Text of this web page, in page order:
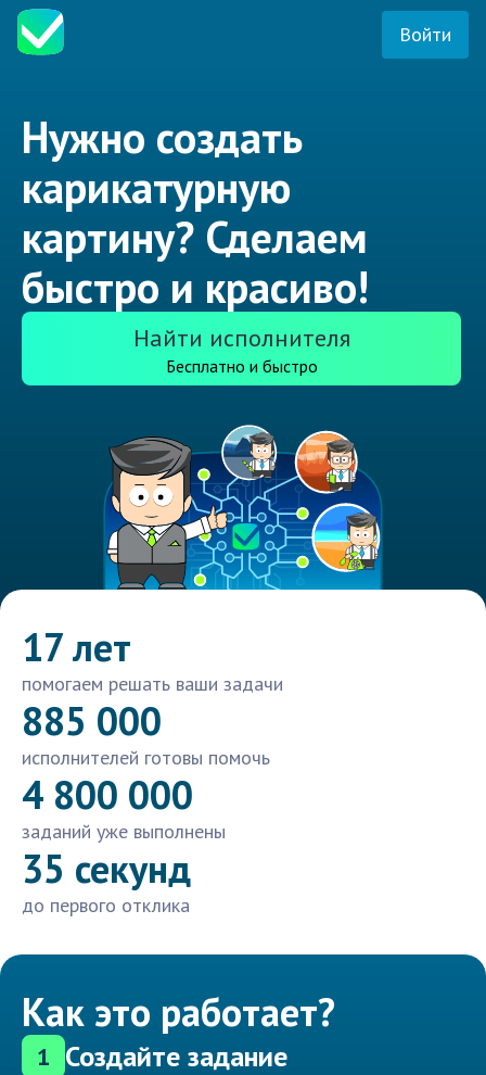
Войти
Нужно создать
карикатурную
картину? Сделаем
быстро и красиво!
Найти исполнителя
Бесплатно и быстро
17 лет
помогаем решать ваши задачи
885 000
исполнителей готовы помочь
4 800 000
заданий уже выполнены
35 секунд
до первого отклика
Как это работает?
1 Создайте задание